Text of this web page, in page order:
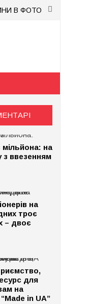
В ФОТО
мільйона: на
з ввезенням
на
троє
– двоє
для
на
in UA”